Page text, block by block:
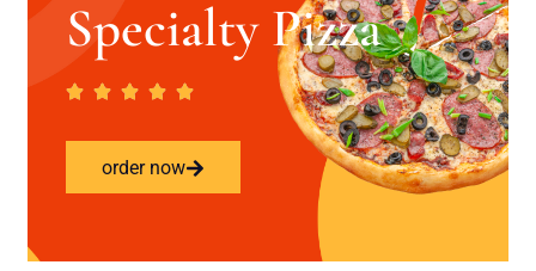
Specialty Pizza
order now